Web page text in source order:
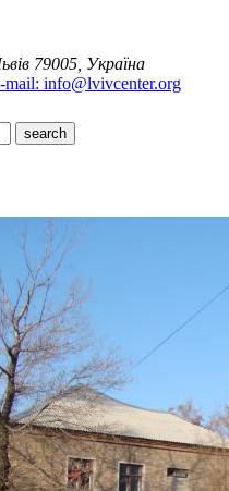
79005, Україна
mail: info@lvivcenter.org
search